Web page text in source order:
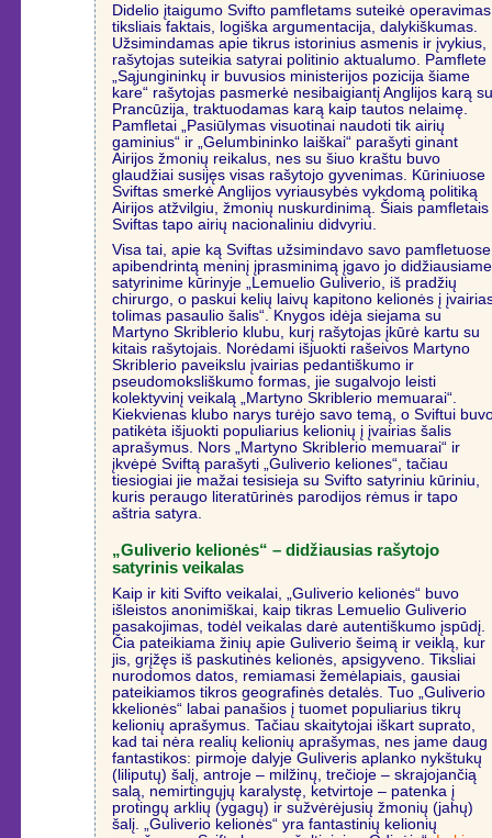
Didelio įtaigumo Svifto pamfletams suteikė operavimas
tiksliais faktais, logiška argumentacija, dalykiškumas.
Užsimindamas apie tikrus istorinius asmenis ir įvykius,
rašytojas suteikia satyrai politinio aktualumo. Pamflete
„Sąjungininkų ir buvusios ministerijos pozicija šiame
kare“ rašytojas pasmerkė nesibaigiantį Anglijos karą
Prancūzija, traktuodamas karą kaip tautos nelaimę.
Pamfletai „Pasiūlymas visuotinai naudoti tik airių
gaminius“ ir „Gelumbininko laiškai“ parašyti ginant
Airijos žmonių reikalus, nes su šiuo kraštu buvo
glaudžiai susijęs visas rašytojo gyvenimas. Kūriniuose
Sviftas smerkė Anglijos vyriausybės vykdomą politiką
Airijos atžvilgiu, žmonių nuskurdinimą. Šiais pamfletais
Sviftas tapo airių nacionaliniu didvyriu.
Visa tai, apie ką Sviftas užsimindavo savo
apibendrintą meninį įprasminimą įgavo jo didžiausiame
satyrinime kūrinyje „Lemuelio Guliverio, iš pradžių
chirurgo, o paskui kelių laivų kapitono kelionės į
tolimas pasaulio šalis“. Knygos idėja siejama su
Martyno Skriblerio klubu, kurį rašytojas įkūrė kartu su
kitais rašytojais. Norėdami išjuokti rašeivos Martyno
Skriblerio paveikslu įvairias pedantiškumo ir
pseudomoksliškumo formas, jie sugalvojo leisti
kolektyvinį veikalą „Martyno Skriblerio memuarai“.
Kiekvienas klubo narys turėjo savo temą, o Sviftui
patikėta išjuokti populiarius kelionių į įvairias šalis
aprašymus. Nors „Martyno Skriblerio memuarai“ ir
įkvėpė Sviftą parašyti „Guliverio keliones“, tačiau
tiesiogiai jie mažai tesisieja su Svifto satyriniu kūriniu,
kuris peraugo literatūrinės parodijos rėmus ir tapo
aštria satyra.
„Guliverio kelionės“ – didžiausias rašytojo
satyrinis veikalas
Kaip ir kiti Svifto veikalai, „Guliverio kelionės“ buvo
išleistos anonimiškai, kaip tikras Lemuelio Guliverio
pasakojimas, todėl veikalas darė autentiškumo įspūdį.
Čia pateikiama žinių apie Guliverio šeimą ir veiklą, kur
jis, grįžęs iš paskutinės kelionės, apsigyveno. Tiksliai
nurodomos datos, remiamasi žemėlapiais, gausiai
pateikiamos tikros geografinės detalės. Tuo „Guliverio
kkelionės“ labai panašios į tuomet populiarius tikrų
kelionių aprašymus. Tačiau skaitytojai iškart suprato,
kad tai nėra realių kelionių aprašymas, nes jame daug
fantastikos: pirmoje dalyje Guliveris aplanko nykštukų
(liliputų) šalį, antroje – milžinų, trečioje – skrajojančią
salą, nemirtingųjų karalystę, ketvirtoje – patenka į
protingų arklių (ygagų) ir sužvėrėjusių žmonių (jahų)
šalį. „Guliverio kelionės“ yra fantastinių kelionių